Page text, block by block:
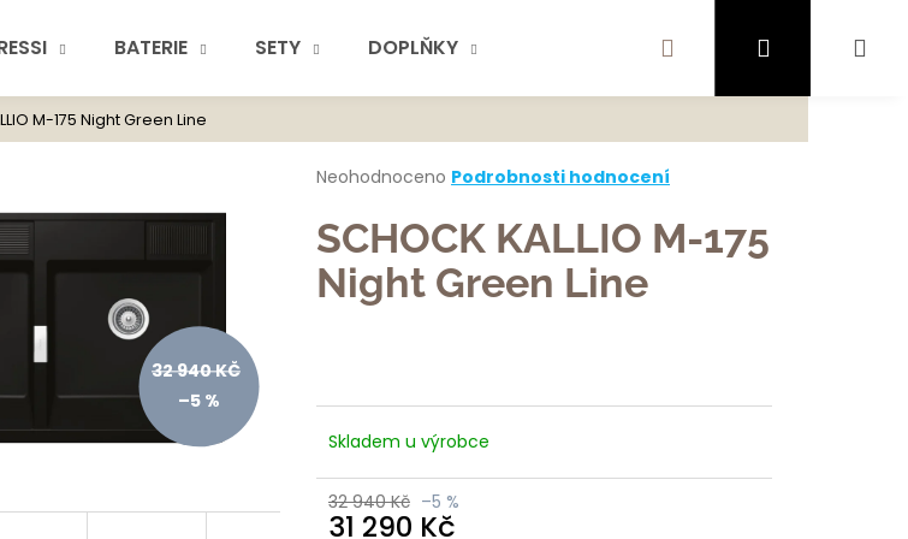
BATERIE SETY DOPLŇKY SCHOCK Přihlášení
M-175 Night Green Line
Průměrné
produktu
je
0,0
Neohodnoceno Podrobnosti hodnocení
SCHOCK KALLIO M-175
Night Green Line
Skladem u výrobce
32 940 Kč –5 %
31 290 Kč
32 940 KČ
–5 %
Co potřebujete najít?
HLEDAT